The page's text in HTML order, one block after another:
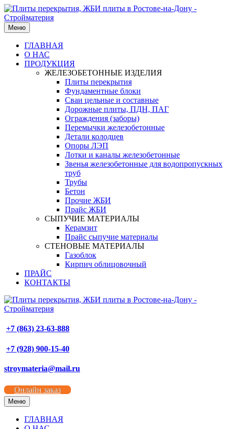
Меню
ГЛАВНАЯ
О НАС
ПРОДУКЦИЯ
ЖЕЛЕЗОБЕТОННЫЕ ИЗДЕЛИЯ
Плиты перекрытия
Фундаментные блоки
Сваи цельные и составные
Дорожные плиты, ПДН, ПАГ
Ограждения (заборы)
Перемычки железобетонные
Детали колодцев
Опоры ЛЭП
Лотки и каналы железобетонные
Звенья железобетонные для водопропускных
труб
Трубы
Бетон
Прочие ЖБИ
Прайс ЖБИ
СЫПУЧИЕ МАТЕРИАЛЫ
Керамзит
Прайс сыпучие материалы
СТЕНОВЫЕ МАТЕРИАЛЫ
Газоблок
Кирпич облицовочный
ПРАЙС
КОНТАКТЫ
+7 (863) 23-63-888
+7 (928) 900-15-40
stroymateria@mail.ru
Онлайн заказ
Меню
ГЛАВНАЯ